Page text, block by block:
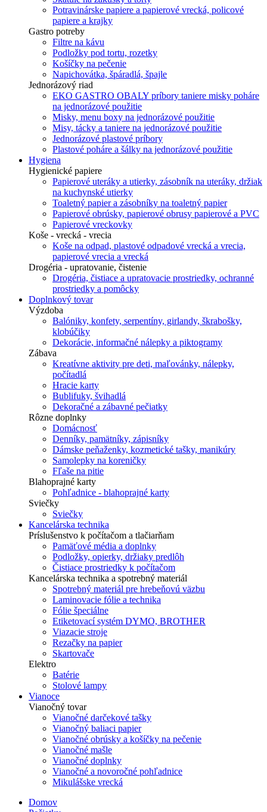
Potravinárske papiere a papierové vrecká, policové
papiere a krajky
Gastro potreby
Filtre na kávu
Podložky pod tortu, rozetky
Košíčky na pečenie
Napichovátka, špáradlá, špajle
Jednorázový riad
EKO GASTRO OBALY príbory taniere misky poháre
na jednorázové použitie
Misky, menu boxy na jednorázové použitie
Misy, tácky a taniere na jednorázové použitie
Jednorázové plastové príbory
Plastové poháre a šálky na jednorázové použitie
Hygiena
Hygienické papiere
Papierové uteráky a utierky, zásobník na uteráky, držiak
na kuchynské utierky
Toaletný papier a zásobníky na toaletný papier
Papierové obrúsky, papierové obrusy papierové a PVC
Papierové vreckovky
Koše - vrecká - vrecia
Koše na odpad, plastové odpadové vrecká a vrecia,
papierové vrecia a vrecká
Drogéria - upratovanie, čistenie
Drogéria, čistiace a upratovacie prostriedky, ochranné
prostriedky a pomôcky
Doplnkový tovar
Výzdoba
Balóniky, konfety, serpentíny, girlandy, škrabošky,
klobúčiky
Dekorácie, informačné nálepky a piktogramy
Zábava
Kreatívne aktivity pre deti, maľovánky, nálepky,
počítadlá
Hracie karty
Bublifuky, švihadlá
Dekoračné a zábavné pečiatky
Rôzne doplnky
Domácnosť
Denníky, pamätníky, zápisníky
Dámske peňaženky, kozmetické tašky, manikúry
Samolepky na koreničky
Fľaše na pitie
Blahoprajné karty
Pohľadnice - blahoprajné karty
Sviečky
Sviečky
Kancelárska technika
Príslušenstvo k počítačom a tlačiarňam
Pamäťové média a doplnky
Podložky, opierky, držiaky predlôh
Čistiace prostriedky k počítačom
Kancelárska technika a spotrebný materiál
Spotrebný materiál pre hrebeňovú väzbu
Laminovacie fólie a technika
Fólie špeciálne
Etiketovací systém DYMO, BROTHER
Viazacie stroje
Rezačky na papier
Skartovače
Elektro
Batérie
Stolové lampy
Vianoce
Vianočný tovar
Vianočné darčekové tašky
Vianočný baliaci papier
Vianočné obrúsky a košíčky na pečenie
Vianočné mašle
Vianočné doplnky
Vianočné a novoročné pohľadnice
Mikulášske vrecká
Domov